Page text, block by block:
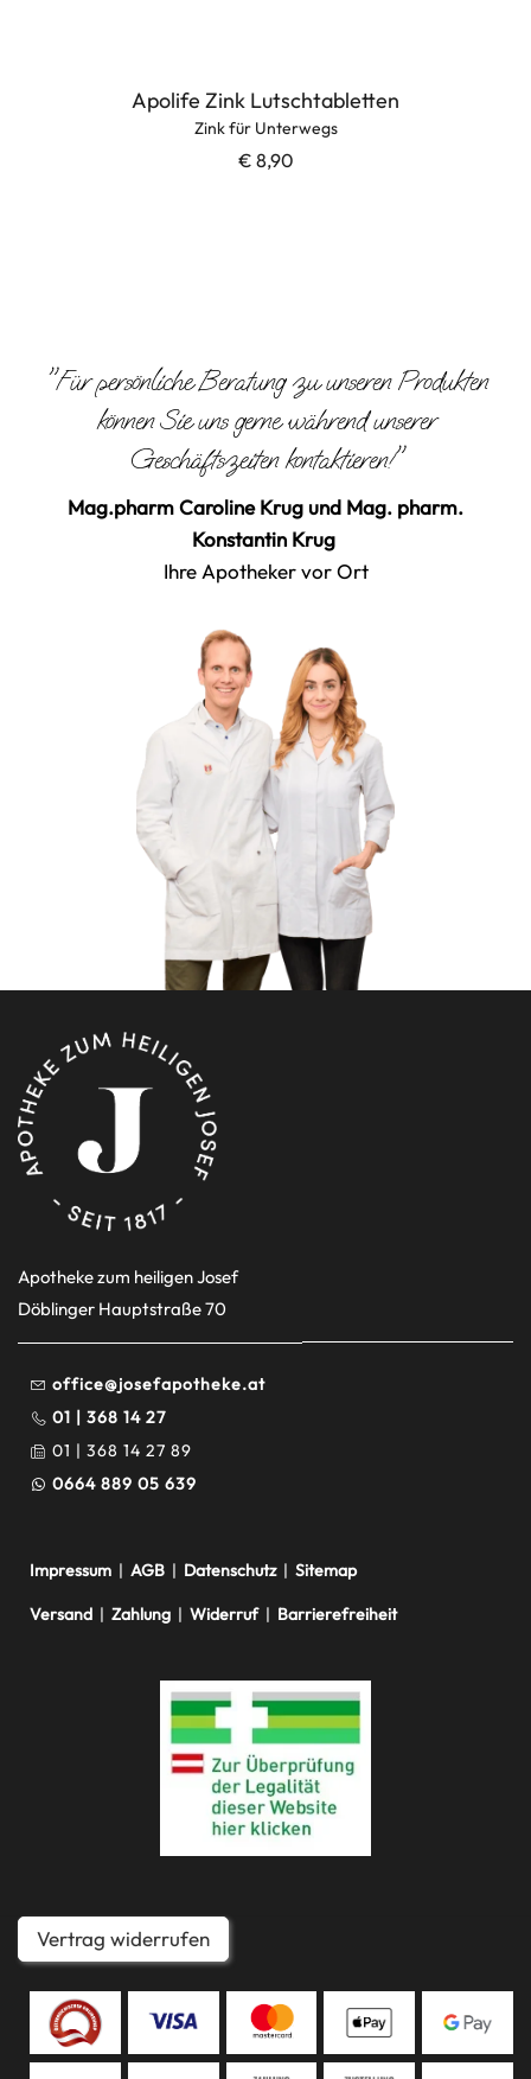
Apolife Zink Lutschtabletten
Zink für Unterwegs
€ 8,90
"Für persönliche Beratung zu unseren Produkten
können Sie uns gerne während unserer
Geschäftszeiten kontaktieren!"
Mag.pharm Caroline Krug und Mag. pharm.
Konstantin Krug
Ihre Apotheker vor Ort
Apotheke zum heiligen Josef
Döblinger Hauptstraße 70
office@josefapotheke.at
01 | 368 14 27
01 | 368 14 27 89
0664 889 05 639
Impressum | AGB | Datenschutz| Sitemap
Versand | Zahlung | Widerruf| Barrierefreiheit
Vertrag widerrufen